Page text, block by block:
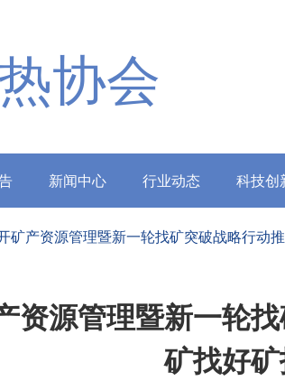
协会
新闻中心 行业动态 科技创
矿产资源管理暨新一轮找矿突破战略行动
资源管理暨新一轮
矿找好